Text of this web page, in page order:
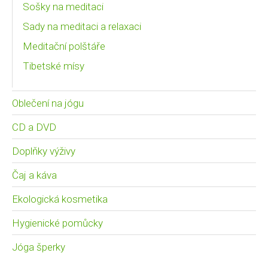
Sošky na meditaci
Sady na meditaci a relaxaci
Meditační polštáře
Tibetské mísy
Oblečení na jógu
CD a DVD
Doplňky výživy
Čaj a káva
Ekologická kosmetika
Hygienické pomůcky
Jóga šperky